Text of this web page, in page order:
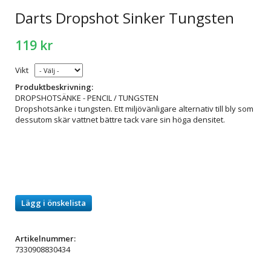
Darts Dropshot Sinker Tungsten
119 kr
Vikt
Produktbeskrivning:
DROPSHOTSÄNKE - PENCIL / TUNGSTEN
Dropshotsänke i tungsten. Ett miljövänligare alternativ till bly som
dessutom skär vattnet bättre tack vare sin höga densitet.
Lägg i önskelista
Artikelnummer:
7330908830434